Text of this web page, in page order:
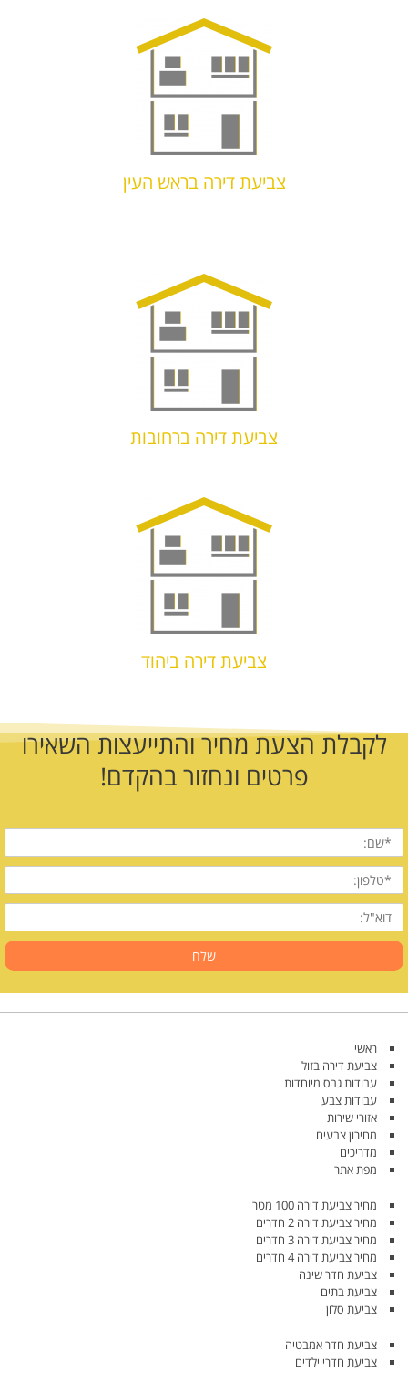
צביעת דירה בראש העין
צביעת דירה ברחובות
צביעת דירה ביהוד
לקבלת הצעת מחיר והתייעצות השאירו
פרטים ונחזור בהקדם!
שם
מלא
טלפון
דוא"ל
שלח
ראשי
צביעת דירה בזול
עבודות גבס מיוחדות
עבודות צבע
אזורי שירות
מחירון צבעים
מדריכים
מפת אתר
מחיר צביעת דירה 100 מטר
מחיר צביעת דירה 2 חדרים
מחיר צביעת דירה 3 חדרים
מחיר צביעת דירה 4 חדרים
צביעת חדר שינה
צביעת בתים
צביעת סלון
צביעת חדר אמבטיה
צביעת חדרי ילדים